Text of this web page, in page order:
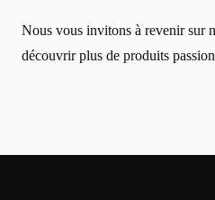
Nous vous invitons à revenir sur
découvrir plus de produits